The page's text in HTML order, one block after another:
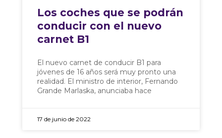
Los coches que se podrán
conducir con el nuevo
carnet B1
El nuevo carnet de conducir B1 para
jóvenes de 16 años será muy pronto una
realidad. El ministro de interior, Fernando
Grande Marlaska, anunciaba hace
17 de junio de 2022